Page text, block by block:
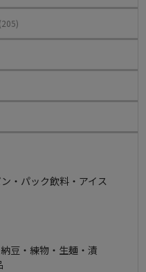
(205)
・パック飲料・アイス
豆・練物・生麺・漬